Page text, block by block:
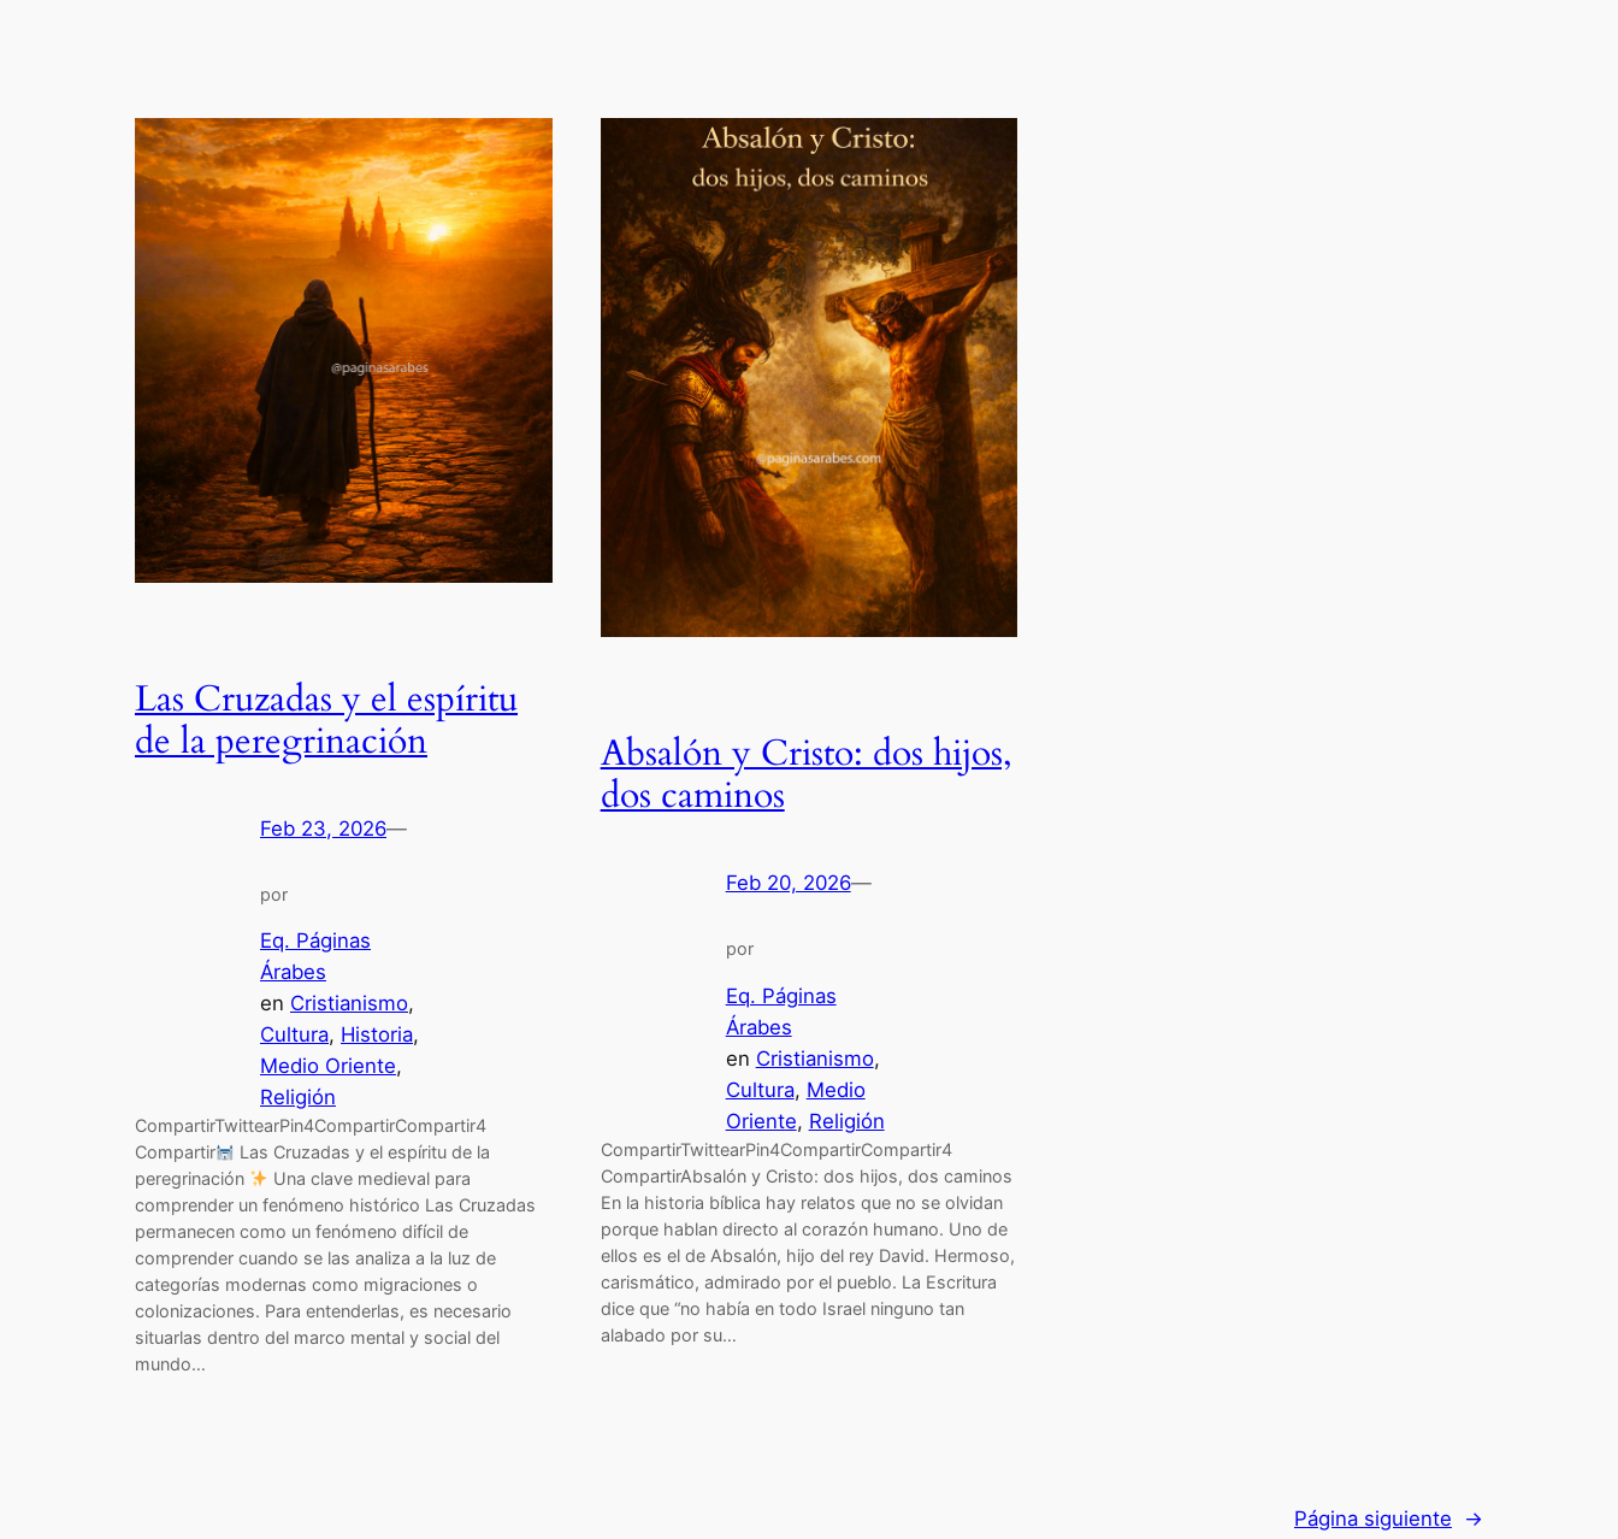
Las Cruzadas y el espíritu
de la peregrinación
Feb 23, 2026—
por
Eq. Páginas
Árabes
en Cristianismo
Cultura, Historia
Medio Oriente
Religión
CompartirTwittearPin4CompartirCompartir4
Compartir
Las Cruzadas y el espíritu de la
peregrinación
Una clave medieval para
comprender un fenómeno histórico Las Cruzadas
permanecen como un fenómeno difícil de
comprender cuando se las analiza a la luz de
categorías modernas como migraciones o
colonizaciones. Para entenderlas, es necesario
situarlas dentro del marco mental y social del
mundo…
Absalón y Cristo: dos hijos,
dos caminos
Feb 20, 2026—
por
Eq. Páginas
Árabes
en Cristianismo
Cultura, Medio
Oriente, Religión
CompartirTwittearPin4CompartirCompartir4
CompartirAbsalón y Cristo: dos hijos, dos caminos
En la historia bíblica hay relatos que no se olvidan
porque hablan directo al corazón humano. Uno de
ellos es el de Absalón, hijo del rey David. Hermoso,
carismático, admirado por el pueblo. La Escritura
dice que “no había en todo Israel ninguno tan
alabado por su…
Página siguiente →